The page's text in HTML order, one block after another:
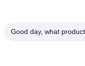
Good day, what